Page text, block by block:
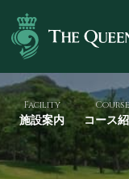
Facility
施設案内
Course
コース